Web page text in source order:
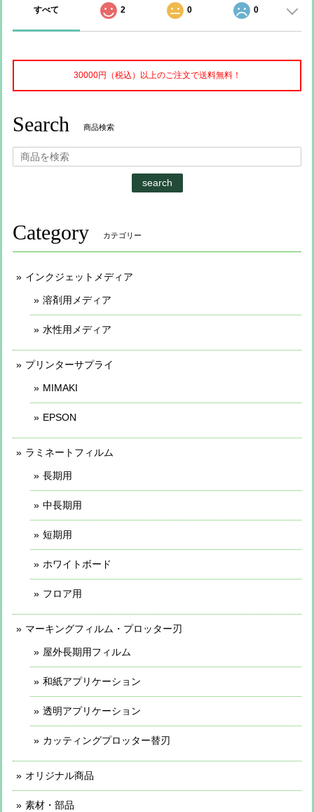
すべて 2 0 0
30000円（税込）以上のご注文で送料無料！
Search 商品検索
search
Category カテゴリー
インクジェットメディア
溶剤用メディア
水性用メディア
プリンターサプライ
MIMAKI
EPSON
ラミネートフィルム
長期用
中長期用
短期用
ホワイトボード
フロア用
マーキングフィルム・プロッター刃
屋外長期用フィルム
和紙アプリケーション
透明アプリケーション
カッティングプロッター替刃
オリジナル商品
素材・部品